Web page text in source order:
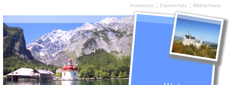
Impressum : Datenschutz : Bildnachweis